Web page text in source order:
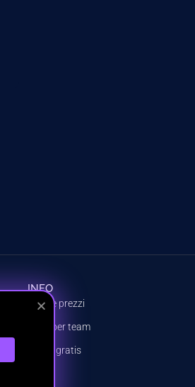
INFO
Piani e prezzi
Piani per team
Prova gratis